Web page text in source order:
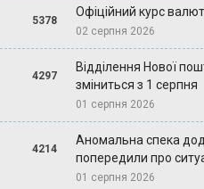
5378
Офіційний курс
02 серпня 2026
4297
Відділення Нової
зміниться з 1 серпня
01 серпня 2026
4214
Аномальна спека
попередили про
01 серпня 2026